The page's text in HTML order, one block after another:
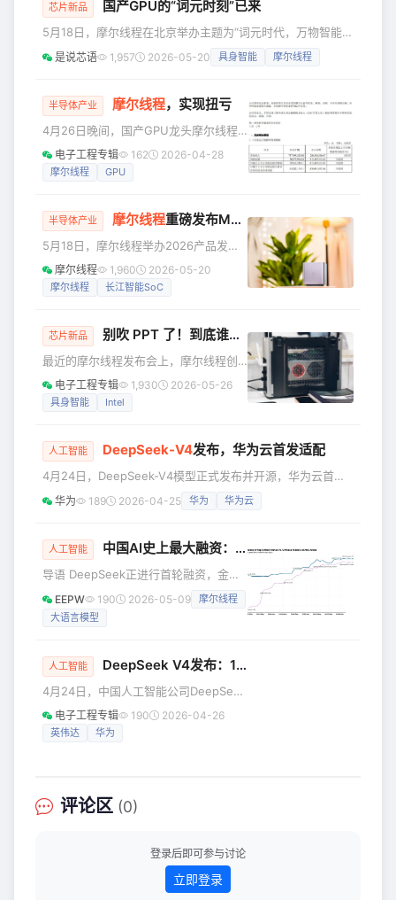
化，已率先完成九天35B模型的全流程适配与推理验证。这不
仅是国产GPU与央企大模型的深度协同，更意味着国产AI算力
已具备支撑行业级大模型规模化落地的核心能力。 软硬协
芯片新品 国产GPU的“词元时刻”已来
5月18日，摩尔线程在北京举办主题为“词元时代，万物智能”
的产品发布会。在Agentic AI驱动词元（Token）需求呈指数
级跃升的关键节点，万物智能处于爆发前夜，算力的基石作用
底座的战略纵深，全面展示了“云-边-端”全栈智算矩阵：从万
卡级规模的夸娥智算集群，到自研“长江”SoC驱动的智能终端
MTT AICUBE和MTT AIBOOK；从数字
是说芯语 1,957 2026-05-20 具身智能 摩尔线程
半导体产业 摩尔线程，实现扭亏
4月26日晚间，国产GPU龙头摩尔线程
（688795.SH）披露上市以来首份年报
及一季报，向市场交出了一份颇具分量
增长155.35%；归母净利润2935.92万
为盈；归母扣非净利润亏损0.54亿元，
亏损同比收窄60.10%。 这是摩尔线程自
2025年12月5日登陆科创板以来，首次
电子工程专辑 162 2026-04-28
摩尔线程 GPU
半导体产业 摩尔线程重磅发布MTT AICUBE：搭载全域智能体“小麦”，打造家庭AI中枢
5月18日，摩尔线程举办2026产品发布
会，宣布全面深化端侧AI战略布局，并
重磅发布首款面向家庭场景的消费级产
爆发的端侧算力需求，摩尔线程立足自
算集群向边缘和终端的延伸，赋能更为
普惠的家庭智能场景。 作为该端侧战略
的关键落子，AICUBE重新定义了家庭智
摩尔线程 1,960 2026-05-20
摩尔线程 长江智能SoC
芯片新品 别吹 PPT 了！到底谁能把 AI 落地到桌面？
最近的摩尔线程发布会上，摩尔线程创
始人、董事长兼首席执行官张建中是这
么形容AI时代遭遇的算力挑战的：“很少
时间，中国的日均token消耗量就上涨了
万亿，二道了2026年初仅OpenClaw这
一个应用的日均token消耗就达到了140
电子工程专辑 1,930 2026-05-26
具身智能 Intel
人工智能 DeepSeek-V4发布，华为云首发适配
4月24日，DeepSeek-V4模型正式发布并开源，华为云首发
适配。DeepSeek-V4拥有百万Token超长上下文，在Agent
进一步降低，模型参数和激活更小，V4-Flash能够提供更加
快捷、经济的API服务，实现百万上下文普惠。当前，华为云
MaaS模型即服务平台已
华为 189 2026-04-25 华为 华为云
人工智能 中国AI史上最大融资：DeepSeek背后的野心与变局
导语 DeepSeek正进行首轮融资，金额
高达500亿元人民币，其中创始人梁文锋
个人或出资200亿。若顺利完成将刷新中
更值得关注的是，DeepSeek V4.1或于6
月登场，主打MCP协议适配与多模态能
力。而大洋彼岸OpenAI发布GPT-5.5系
列的同时，Anthropic年化收入已突破
440亿美元。 在多模态理解、长程
EEPW 190 2026-05-09
摩尔线程
大语言模型
人工智能 DeepSeek V4发布：1M上下文白送，华为芯片直供
4月24日，中国人工智能公司DeepSeek
正式发布并开源全新系列模型
DeepSeek-V4预览版。 该系列包含Pro
维度上达到国内与开源领域领先水平，
其中Pro版本性能可比肩世界顶级闭源模
普惠经济 DeepSeek-V4采用MoE（混
电子工程专辑 190 2026-04-26
英伟达 华为
评论区 (0)
登录后即可参与讨论
立即登录